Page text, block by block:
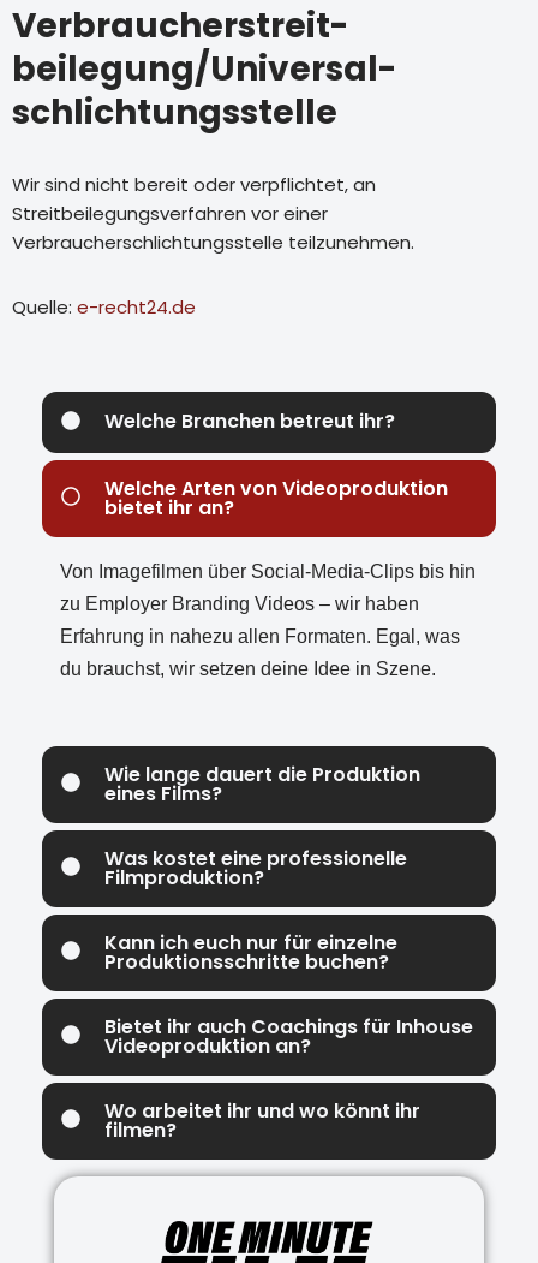
Verbraucher­streit­
beilegung/Universal­
schlichtungs­stelle
Wir sind nicht bereit oder verpflichtet, an
Streitbeilegungsverfahren vor einer
Verbraucherschlichtungsstelle teilzunehmen.
Quelle: e-recht24.de
Welche Branchen betreut ihr?
Welche Arten von Videoproduktion
bietet ihr an?
Von Imagefilmen über Social-Media-Clips bis hin
zu Employer Branding Videos – wir haben
Erfahrung in nahezu allen Formaten. Egal, was
du brauchst, wir setzen deine Idee in Szene.
Wie lange dauert die Produktion
eines Films?
Was kostet eine professionelle
Filmproduktion?
Kann ich euch nur für einzelne
Produktionsschritte buchen?
Bietet ihr auch Coachings für Inhouse
Videoproduktion an?
Wo arbeitet ihr und wo könnt ihr
filmen?